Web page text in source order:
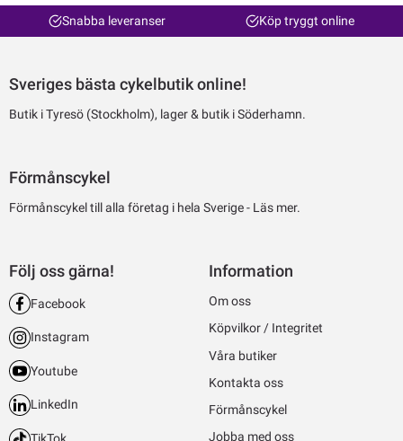
Snabba leveranser Köp tryggt online
Sveriges bästa cykelbutik online!
Butik i Tyresö (Stockholm), lager & butik i Söderhamn.
Förmånscykel
Förmånscykel till alla företag i hela Sverige - Läs mer.
Följ oss gärna!
Facebook
Instagram
Youtube
LinkedIn
Information
Om oss
Köpvilkor / Integritet
Våra butiker
Kontakta oss
Förmånscykel
Jobba med oss